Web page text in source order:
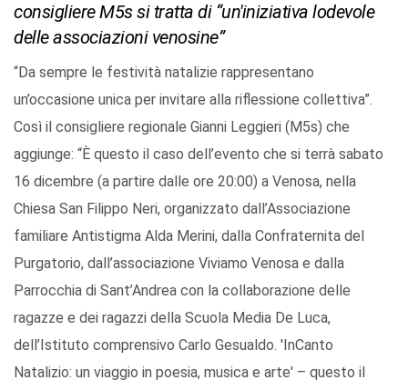
consigliere M5s si tratta di “un'iniziativa lodevole
delle associazioni venosine”
“Da sempre le festività natalizie rappresentano
un’occasione unica per invitare alla riflessione collettiva”.
Così il consigliere regionale Gianni Leggieri (M5s) che
aggiunge: “È questo il caso dell’evento che si terrà sabato
16 dicembre (a partire dalle ore 20:00) a Venosa, nella
Chiesa San Filippo Neri, organizzato dall’Associazione
familiare Antistigma Alda Merini, dalla Confraternita del
Purgatorio, dall’associazione Viviamo Venosa e dalla
Parrocchia di Sant’Andrea con la collaborazione delle
ragazze e dei ragazzi della Scuola Media De Luca,
dell’Istituto comprensivo Carlo Gesualdo. 'InCanto
Natalizio: un viaggio in poesia, musica e arte' – questo il